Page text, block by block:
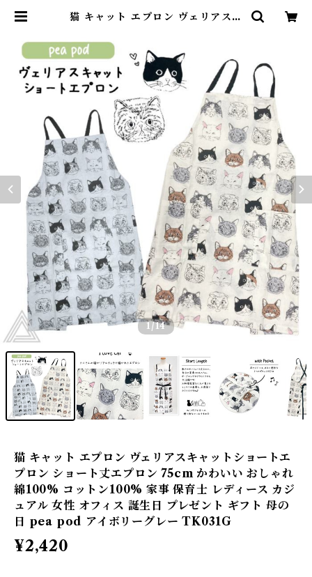
猫 キャット エプロン ヴェリアスキ
エプロン 75cm かわいい おしゃれ
綿100% コットン100% 家事 保育
士 レディース カジュアル 女性 オフ
ィス 誕生日 プレゼント ギフト 母の
日 pea pod アイボリーグレー TK
031G | DearKM ❤︎フレンチブル
ドック孔明
1 /14
猫 キャット エプロン ヴェリアスキャットショートエ
プロン ショート丈エプロン 75cm かわいい おしゃれ
綿100% コットン100% 家事 保育士 レディース カジ
ュアル 女性 オフィス 誕生日 プレゼント ギフト 母の
日 pea pod アイボリーグレー TK031G
¥2,420